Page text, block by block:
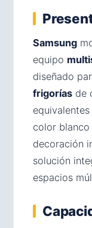
Samsung
equipo
diseñado
frigorías de
equivalentes
color
decoración
solución
espacios